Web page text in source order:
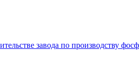
завода по производству